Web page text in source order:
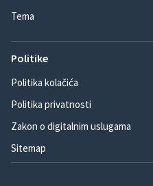
Tema
Politike
Politika kolačića
Politika privatnosti
Zakon o digitalnim uslugama
Sitemap